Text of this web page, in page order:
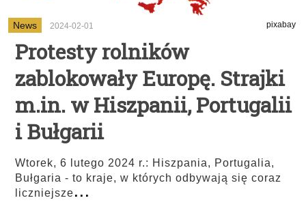
News 2024-02-01 pixabay
Protesty rolników
zablokowały Europę. Strajki
m.in. w Hiszpanii, Portugalii
i Bułgarii
Wtorek, 6 lutego 2024 r.: Hiszpania, Portugalia,
Bułgaria - to kraje, w których odbywają się coraz
liczniejsze...